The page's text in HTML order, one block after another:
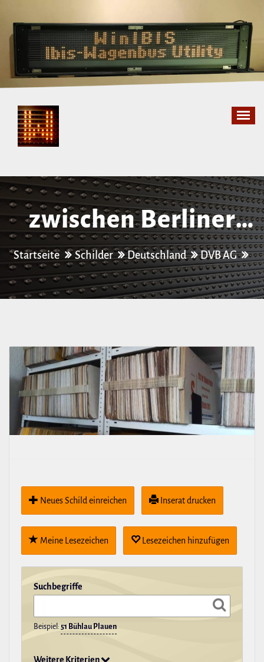
springen
zwischen Berliner
Str. und Postplatz
über Weißeritzstr.-
Maxstr.- Ostraallee
Startseite Schilder Deutschland DVB AG
Neues Schild ein­rei­chen Inserat drucken
Meine Lese­zei­chen Lese­zei­chen hin­zu­fügen
Such­be­griffe
Beispiel: 51 Bühlau Plauen
Weitere Kriterien